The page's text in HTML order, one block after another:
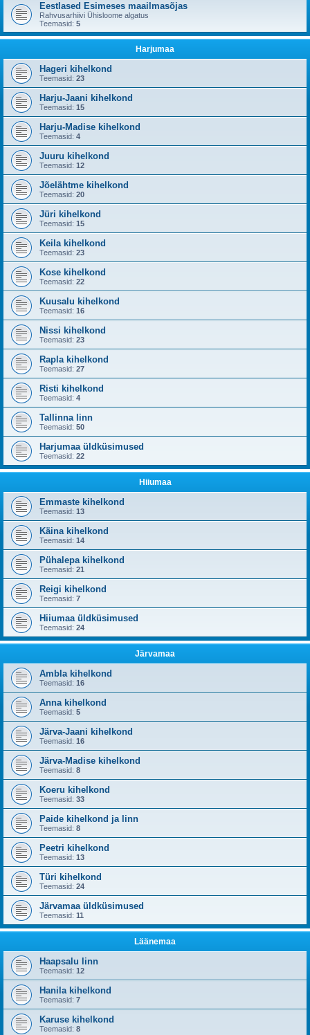
Eestlased Esimeses maailmasõjas
Rahvusarhiivi Ühisloome algatus
Teemasid: 5
Harjumaa
Hageri kihelkond
Teemasid: 23
Harju-Jaani kihelkond
Teemasid: 15
Harju-Madise kihelkond
Teemasid: 4
Juuru kihelkond
Teemasid: 12
Jõelähtme kihelkond
Teemasid: 20
Jüri kihelkond
Teemasid: 15
Keila kihelkond
Teemasid: 23
Kose kihelkond
Teemasid: 22
Kuusalu kihelkond
Teemasid: 16
Nissi kihelkond
Teemasid: 23
Rapla kihelkond
Teemasid: 27
Risti kihelkond
Teemasid: 4
Tallinna linn
Teemasid: 50
Harjumaa üldküsimused
Teemasid: 22
Hiiumaa
Emmaste kihelkond
Teemasid: 13
Käina kihelkond
Teemasid: 14
Pühalepa kihelkond
Teemasid: 21
Reigi kihelkond
Teemasid: 7
Hiiumaa üldküsimused
Teemasid: 24
Järvamaa
Ambla kihelkond
Teemasid: 16
Anna kihelkond
Teemasid: 5
Järva-Jaani kihelkond
Teemasid: 16
Järva-Madise kihelkond
Teemasid: 8
Koeru kihelkond
Teemasid: 33
Paide kihelkond ja linn
Teemasid: 8
Peetri kihelkond
Teemasid: 13
Türi kihelkond
Teemasid: 24
Järvamaa üldküsimused
Teemasid: 11
Läänemaa
Haapsalu linn
Teemasid: 12
Hanila kihelkond
Teemasid: 7
Karuse kihelkond
Teemasid: 8